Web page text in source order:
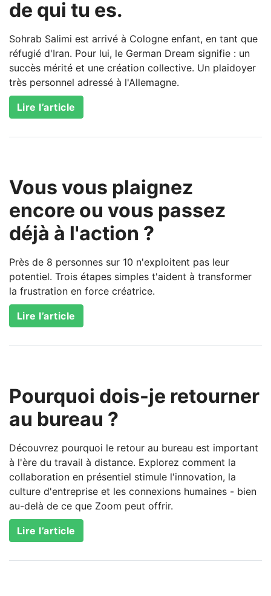
de qui tu es.
Sohrab Salimi est arrivé à Cologne enfant, en tant que
réfugié d'Iran. Pour lui, le German Dream signifie : un
succès mérité et une création collective. Un plaidoyer
très personnel adressé à l'Allemagne.
Lire l’article
Vous vous plaignez
encore ou vous passez
déjà à l'action ?
Près de 8 personnes sur 10 n'exploitent pas leur
potentiel. Trois étapes simples t'aident à transformer
la frustration en force créatrice.
Lire l’article
Pourquoi dois-je retourner
au bureau ?
Découvrez pourquoi le retour au bureau est important
à l'ère du travail à distance. Explorez comment la
collaboration en présentiel stimule l'innovation, la
culture d'entreprise et les connexions humaines - bien
au-delà de ce que Zoom peut offrir.
Lire l’article